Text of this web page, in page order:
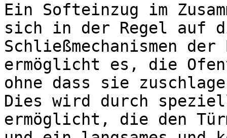
Ein Softeinzug im
sich in der Regel auf
Schließmechanismen
ermöglicht es, die
ohne dass sie
Dies wird durch
ermöglicht, die den